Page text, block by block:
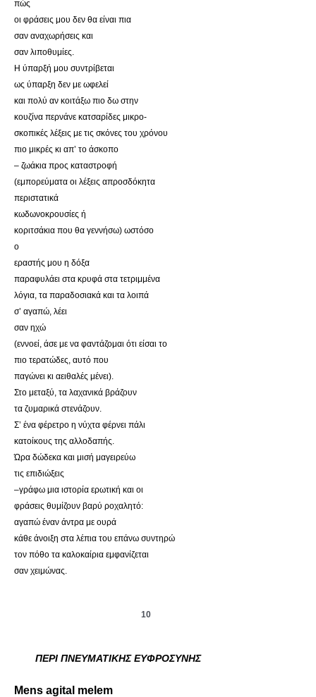
πώς
οι φράσεις μου δεν θα είναι πια
σαν αναχωρήσεις και
σαν λιποθυμίες.
Η ύπαρξή μου συντρίβεται
ως ύπαρξη δεν με ωφελεί
και πολύ αν κοιτάξω πιο δω στην
κουζίνα περνάνε κατσαρίδες μικρο-
σκοπικές λέξεις με τις σκόνες του χρόνου
πιο μικρές κι απ’ το άσκοπο
– ζωάκια προς καταστροφή
(εμπορεύματα οι λέξεις απροσδόκητα
περιστατικά
κωδωνοκρουσίες ή
κοριτσάκια που θα γεννήσω) ωστόσο
ο
εραστής μου η δόξα
παραφυλάει στα κρυφά στα τετριμμένα
λόγια, τα παραδοσιακά και τα λοιπά
σ’ αγαπώ, λέει
σαν ηχώ
(εννοεί, άσε με να φαντάζομαι ότι είσαι το
πιο τερατώδες, αυτό που
παγώνει κι αειθαλές μένει).
Στο μεταξύ, τα λαχανικά βράζουν
τα ζυμαρικά στενάζουν.
Σ’ ένα φέρετρο η νύχτα φέρνει πάλι
κατοίκους της αλλοδαπής.
Ώρα δώδεκα και μισή μαγειρεύω
τις επιδιώξεις
–γράφω μια ιστορία ερωτική και οι
φράσεις θυμίζουν βαρύ ροχαλητό:
αγαπώ έναν άντρα με ουρά
κάθε άνοιξη στα λέπια του επάνω συντηρώ
τον πόθο τα καλοκαίρια εμφανίζεται
σαν χειμώνας.
10
ΠΕΡΙ ΠΝΕΥΜΑΤΙΚΗΣ ΕΥΦΡΟΣΥΝΗΣ
Mens agital melem